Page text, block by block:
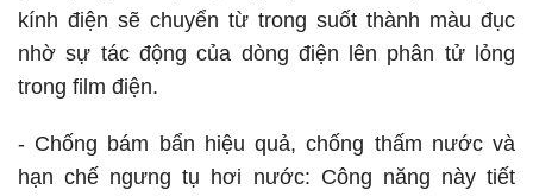
kính điện sẽ chuyển từ trong suốt thành màu đục
nhờ sự tác động của dòng điện lên phân tử lỏng
trong film điện.
- Chống bám bẩn hiệu quả, chống thấm nước và
hạn chế ngưng tụ hơi nước: Công năng này tiết